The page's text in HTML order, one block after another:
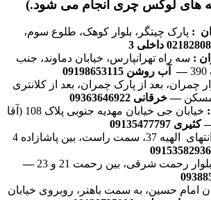
های لوکس چری انجام می شود.)
: پارک چیتگر، بلوار کوهک، طلوع سوم،
: سه راه تهرانپارس، خیابان دماوند، جنب
— آب روشن 09198653115
چمران، بعد از پارک چمران، بعد از کلانتری
— خرقانی 09363646922
خیابان جی خیابان مهدیه جنوبی پلاک 108 (آقا
09135477797
انتهای الهیه 37، سمت راست، بین پاشازاده 4
بلوار رحمت شرقی، بین رحمت 21 و 23
—
امام حسین، به سمت باهنر، روبروی خیابان